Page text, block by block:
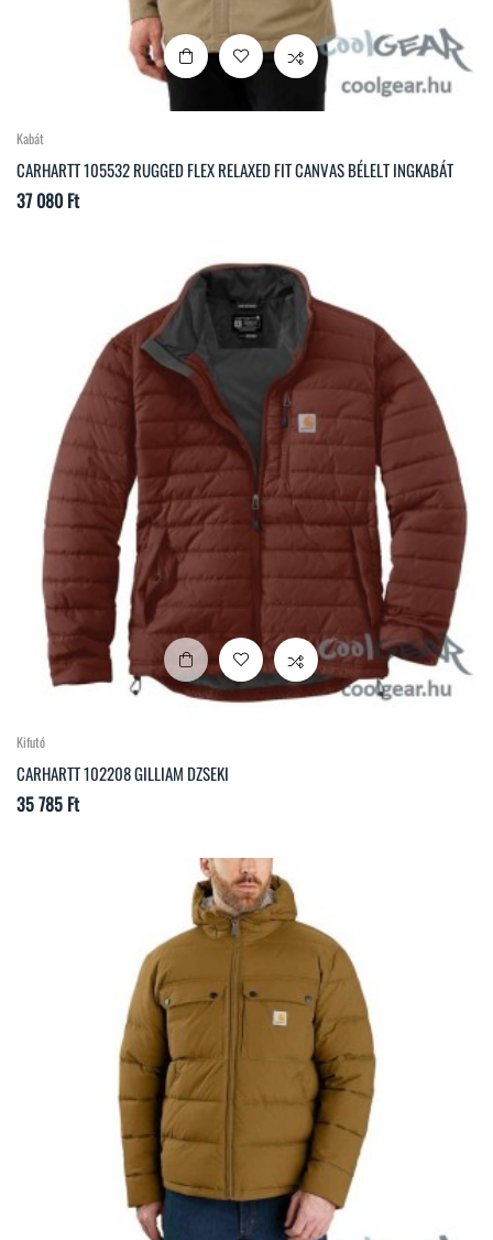
Kabát
CARHARTT 105532 RUGGED FLEX RELAXED FIT CANVAS BÉLELT INGKABÁT
Ár
37 080 Ft
Kifutó
CARHARTT 102208 GILLIAM DZSEKI
Ár
35 785 Ft